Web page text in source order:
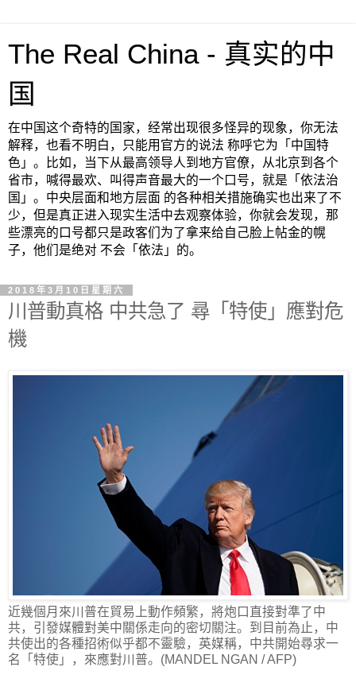
The Real China - 真实的中
国
在中国这个奇特的国家，经常出现很多怪异的现象，你无法
解释，也看不明白，只能用官方的说法 称呼它为「中国特
色」。比如，当下从最高领导人到地方官僚，从北京到各个
省市，喊得最欢、叫得声音最大的一个口号，就是「依法治
国」。中央层面和地方层面 的各种相关措施确实也出来了不
少，但是真正进入现实生活中去观察体验，你就会发现，那
些漂亮的口号都只是政客们为了拿来给自己脸上帖金的幌
子，他们是绝对 不会「依法」的。
2018年3月10日星期六
川普動真格 中共急了 尋「特使」應對危
機
近幾個月來川普在貿易上動作頻繁，將炮口直接對準了中
共，引發媒體對美中關係走向的密切關注。到目前為止，中
共使出的各種招術似乎都不靈驗，英媒稱，中共開始尋求一
名「特使」，來應對川普。(MANDEL NGAN / AFP)